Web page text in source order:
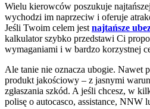
Wielu kierowców poszukuje
wychodzi im naprzeciw i oferuje
Jeśli Twoim celem jest najtańsze
kalkulator szybko przedstawi Ci
wymaganiami i w bardzo korzystnej
Ale tanie nie oznacza ubogie. Nawet
produkt jakościowy – z jasnymi
zgłaszania szkód. A jeśli chcesz, w
polisę o autocasco, assistance, NNW